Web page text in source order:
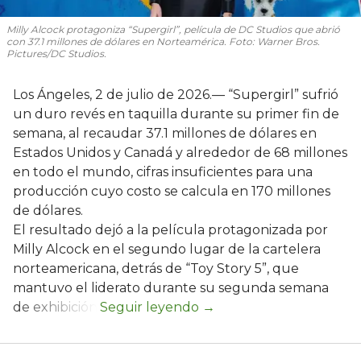
Milly Alcock protagoniza “Supergirl”, película de DC Studios que abrió
con 37.1 millones de dólares en Norteamérica. Foto: Warner Bros.
Pictures/DC Studios.
Los Ángeles, 2 de julio de 2026.— “Supergirl” sufrió
un duro revés en taquilla durante su primer fin de
semana, al recaudar 37.1 millones de dólares en
Estados Unidos y Canadá y alrededor de 68 millones
en todo el mundo, cifras insuficientes para una
producción cuyo costo se calcula en 170 millones
de dólares.
El resultado dejó a la película protagonizada por
Milly Alcock en el segundo lugar de la cartelera
norteamericana, detrás de “Toy Story 5”, que
mantuvo el liderato durante su segunda semana
de exhibición.